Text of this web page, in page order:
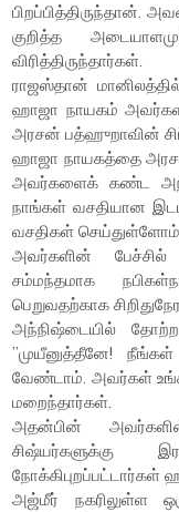
பிறப்பித்திருந்தான்.
குறித்த
விரித்திருந்தார்கள்.
ராஜஸ்தான்
ஹாஜா நாயகம்
அரசன் பத்ஹுறாவின்
ஹாஜா நாயகத்தை
அவர்களைக் கண்ட
நாங்கள் வசதியான
வசதிகள்
அவர்களின்
சம்மந்தமாக
பெறுவதற்காக
அந்நிஷ்டையில்
”முயீனுத்தீனே!
வேண்டாம். அவர்கள்
மறைந்தார்கள்.
அதன்பின்
சிஷ்யர்களுக்கு
நோக்கிபுறப்பட்டார்கள்
அஜ்மீர் நகரிலுள்ள